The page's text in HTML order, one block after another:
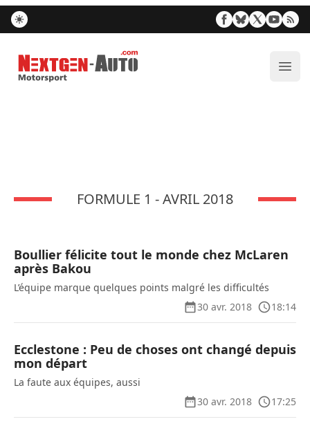
Nextgen-Auto.com
FORMULE 1 - AVRIL 2018
Boullier félicite tout le monde chez McLaren
après Bakou
L’équipe marque quelques points malgré les difficultés
30 avr. 2018
18:14
Ecclestone : Peu de choses ont changé depuis
mon départ
La faute aux équipes, aussi
30 avr. 2018
17:25